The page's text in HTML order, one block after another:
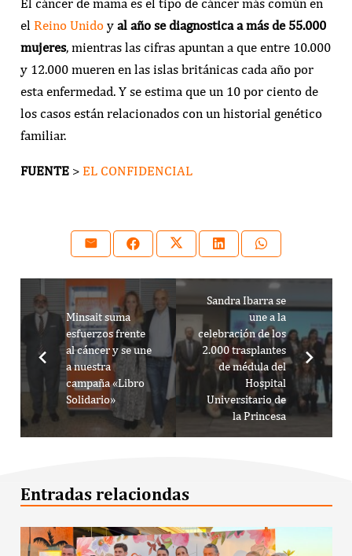
El cáncer de mama es el tipo de cáncer más común en
el Reino Unidoy al año se diagnostica a más de 55.000
mujeres, mientras las cifras apuntan a que entre 10.000
y 12.000 mueren en las islas británicas cada año por
esta enfermedad. Y se estima que un 10 por ciento de
los casos están relacionados con un historial genético
familiar.
FUENTE>EL CONFIDENCIAL
Minsait suma
esfuerzos frente
al cáncer y se une
a nuestra
campaña «Libro
Solidario»
Sandra Ibarra se
une a la
celebración de los
2.000 trasplantes
de médula del
Hospital
Universitario de
la Princesa
Entradas relaciondas